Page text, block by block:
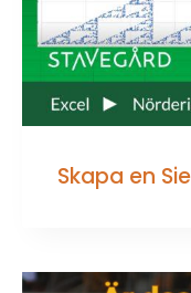
Skapa en